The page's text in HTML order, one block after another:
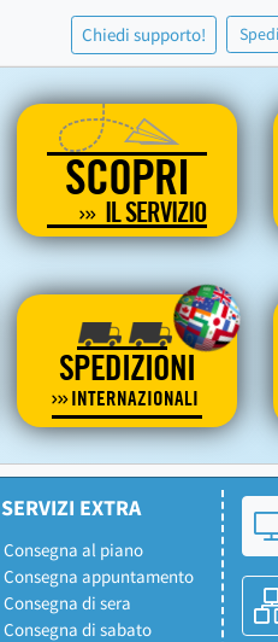
Chiedi supporto!
SCOPRI
IL SERVIZIO
SPEDIZIONI
INTERNAZIONALI
SERVIZI EXTRA
Consegna al piano
Consegna appuntamento
Consegna di sera
Consegna di sabato